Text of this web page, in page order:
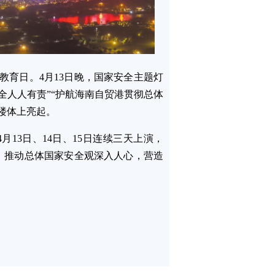
育日。4月13日晚，国家安全主题灯
人人有责”“护航海南自贸港贯彻总体
体上亮起。
13日、14日、15日连续三天上演，
动总体国家安全观深入人心，营造